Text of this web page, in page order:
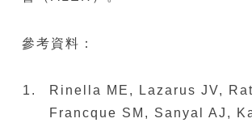
參考資料：
Rinella ME, Lazarus JV,
Francque SM, Sanyal AJ,